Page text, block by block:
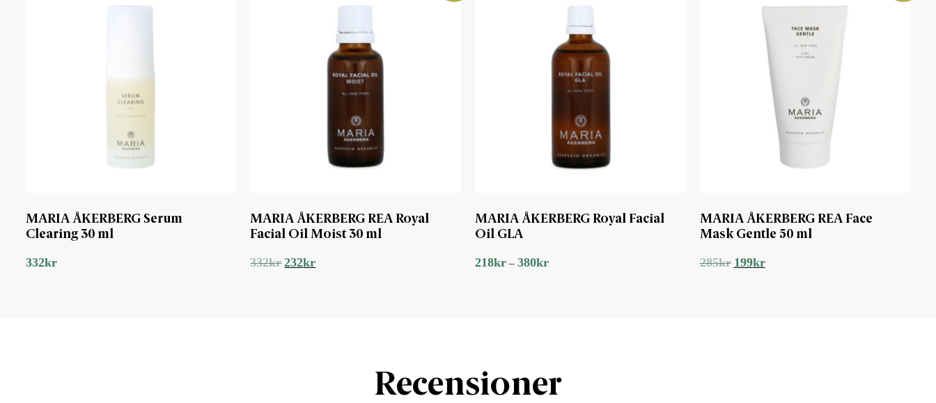
MARIA ÅKERBERG Serum
Clearing 30 ml
332kr
MARIA ÅKERBERG REA Royal
Facial Oil Moist 30 ml
332kr Det
232krDet
MARIA ÅKERBERG Royal Facial
Oil GLA
218kr – 380kr
MARIA ÅKERBERG REA Face
Mask Gentle 50 ml
285kr Det
199krDet
Recensioner